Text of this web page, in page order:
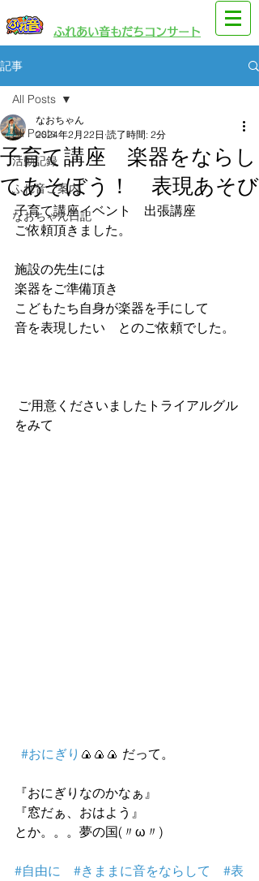
​ふれあい音もだちコンサート
記事
All Posts
活動記録
ふれ音ご案内
なおちゃん日記
All Posts
子育て講座 楽器をならし
てあそぼう！ 表現あそび
なおちゃん
2024年2月22日 読了時間: 2分
子育て講座イベント　出張講座
ご依頼頂きました。
施設の先生には
楽器をご準備頂き
こどもたち自身が楽器を手にして
音を表現したい　とのご依頼でした。
をみて
#おにぎり 🍙🍙🍙 だって。
『おにぎりなのかなぁ』
『窓だぁ、おはよう』
とか。。。夢の国(〃ω〃)
#自由に #きままに音をならして
#表